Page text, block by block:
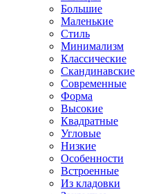
Большие
Маленькие
Стиль
Минимализм
Классические
Скандинавские
Современные
Форма
Высокие
Квадратные
Угловые
Низкие
Особенности
Встроенные
Из кладовки